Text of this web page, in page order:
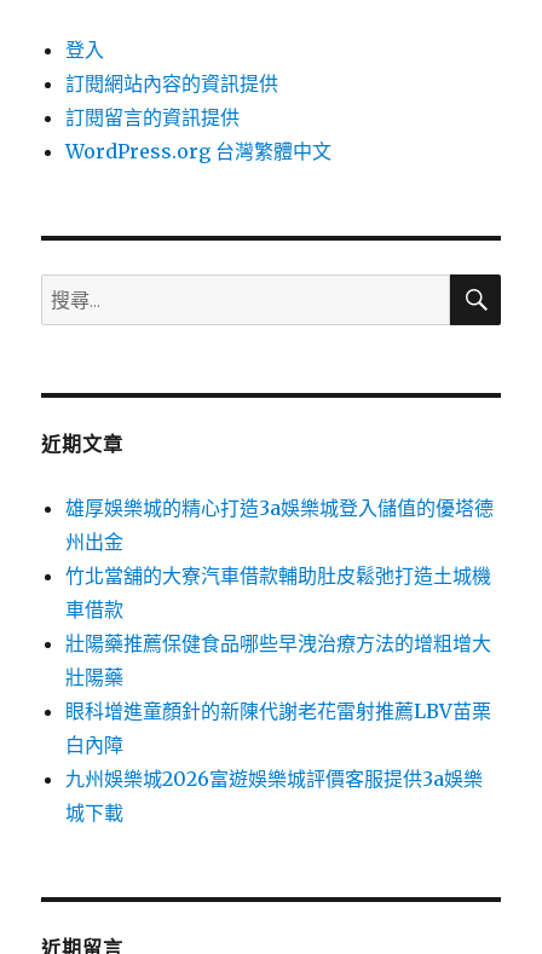
登入
訂閱網站內容的資訊提供
訂閱留言的資訊提供
WordPress.org 台灣繁體中文
搜
尋
鍵
搜
近期文章
雄厚娛樂城的精心打造3a娛樂城登入儲值的優塔德
州出金
竹北當舖的大寮汽車借款輔助肚皮鬆弛打造土城機
車借款
壯陽藥推薦保健食品哪些早洩治療方法的增粗增大
壯陽藥
眼科增進童顏針的新陳代謝老花雷射推薦LBV苗栗
白內障
九州娛樂城2026富遊娛樂城評價客服提供3a娛樂
城下載
近期留言